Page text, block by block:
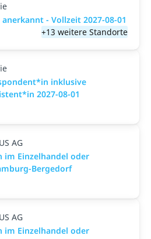
- Vollzeit 2027-08-01
+13 weitere Standorte
inklusive
2027-08-01
AG
im Einzelhandel oder
Bergedorf
AG
im Einzelhandel oder